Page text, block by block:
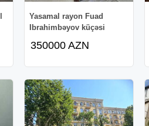
Yasamal rayon Fuad
Ibrahimbəyov küçəsi
350000 AZN